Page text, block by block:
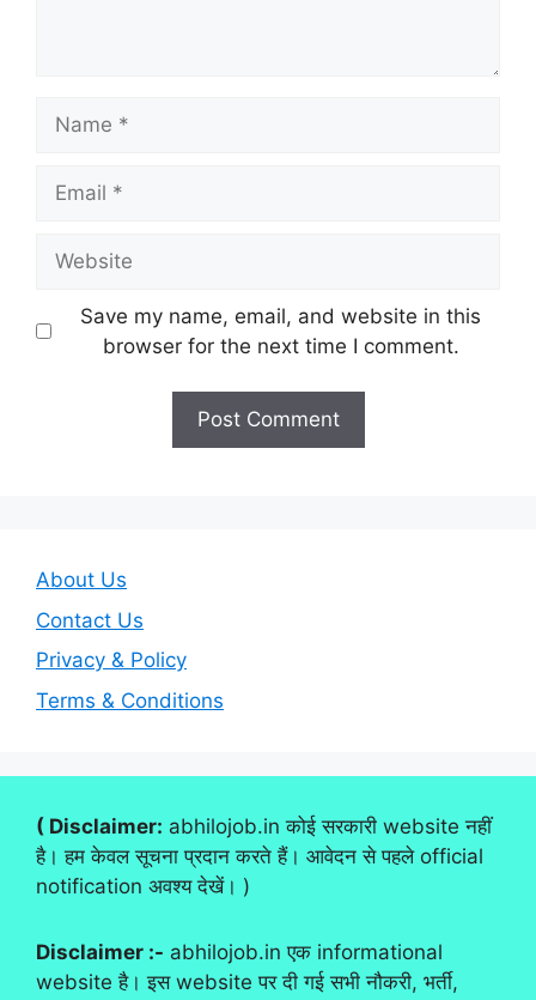
Save my name, email, and website in this
browser for the next time I comment.
About Us
Contact Us
Privacy & Policy
Terms & Conditions
( Disclaimer: abhilojob.in कोई सरकारी website नहीं
है। हम केवल सूचना प्रदान करते हैं। आवेदन से पहले official
notification अवश्य देखें। )
Disclaimer :- abhilojob.in एक informational
website है। इस website पर दी गई सभी नौकरी, भर्ती,